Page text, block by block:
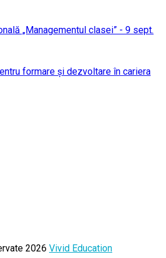
„Managementul clasei” - 9 sept.
formare și dezvoltare în cariera
2026 Vivid Education